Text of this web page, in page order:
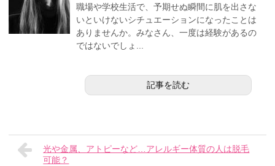
職場や学校生活で、予期せぬ瞬間に肌を出さな
いといけないシチュエーションになったことは
ありませんか。みなさん、一度は経験があるの
ではないでしょ...
記事を読む
光や金属、アトピーなど…アレルギー体質の人は脱毛
可能？